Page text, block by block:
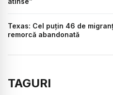
Texas: Cel puțin 46 de
remorcă abandonată
TAGURI